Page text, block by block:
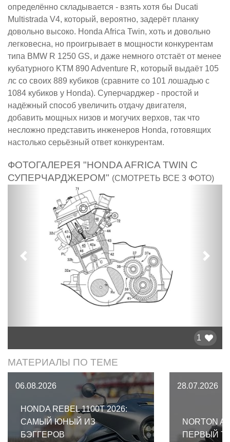
определённо складывается - взять хотя бы Ducati
Multistrada V4, который, вероятно, задерёт планку
довольно высоко. Honda Africa Twin, хоть и довольно
легковесна, но проигрывает в мощности конкурентам
типа BMW R 1250 GS, и даже немного отстаёт от менее
кубатурного KTM 890 Adventure R, который выдаёт 105
лс со своих 889 кубиков (сравните со 101 лошадью с
1084 кубиков у Honda). Суперчарджер - простой и
надёжный способ увеличить отдачу двигателя,
добавить мощных низов и могучих верхов, так что
несложно представить инженеров Honda, готовящих
настолько серьёзный ответ конкурентам.
ФОТОГАЛЕРЕЯ "HONDA AFRICA TWIN С
СУПЕРЧАРДЖЕРОМ" (СМОТРЕТЬ ВСЕ 3 ФОТО)
Предыдущий
1
МАТЕРИАЛЫ ПО ТЕМЕ
06.08.2026
HONDA REBEL 1100T 2026:
САМЫЙ ЮНЫЙ ИЗ
БЭГГЕРОВ
28.07.2026
NORTON
ПЕРВЫЙ